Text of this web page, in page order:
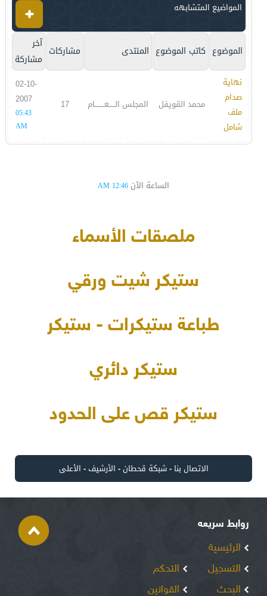
المواضيع المتشابهه
الموضوع كاتب الموضوع المنتدى مشاركات آخر
مشاركة
نهاية
صدام
ملف
شامل
محمد القويفل المجلس الـــــعــــــــام 17
02-10-
2007
05:43
AM
الساعة الآن 12:46 AM
ملصقات الأسماء
ستيكر شيت ورقي
طباعة ستيكرات - ستيكر
ستيكر دائري
ستيكر قص على الحدود
الاتصال بنا -شبكة قحطان- الأرشيف- الأعلى
روابط سريعه
الرئيسية
التسجيل
البحث
التحكم
القوانين